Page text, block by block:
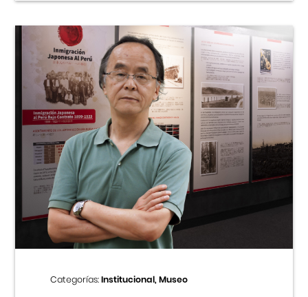
Categorías:Institucional, Museo